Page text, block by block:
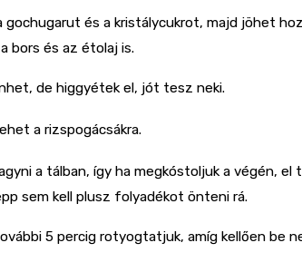
gochugarut és a kristálycukrot, majd jöhet
bors és az étolaj is.
de higgyétek el, jót tesz neki.
a rizspogácsákra.
a tálban, így ha megkóstoljuk a végén,
sem kell plusz folyadékot önteni rá.
5 percig rotyogtatjuk, amíg kellően be